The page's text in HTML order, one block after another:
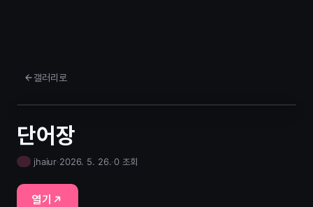
갤러리로
단어장
jhaiur·2026. 5. 26.·0 조회
열기